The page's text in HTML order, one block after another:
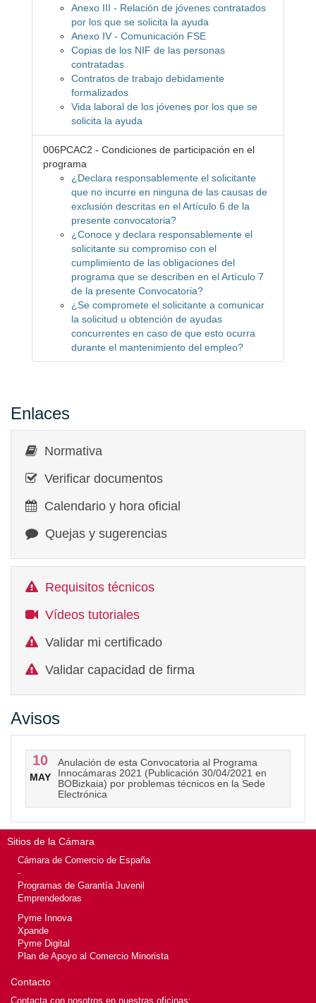
Anexo III - Relación de jóvenes contratados
por los que se solicita la ayuda
Anexo IV - Comunicación FSE
Copias de los NIF de las personas
contratadas
Contratos de trabajo debidamente
formalizados
Vida laboral de los jóvenes por los que se
solicita la ayuda
006PCAC2 - Condiciones de participación en el
programa
¿Declara responsablemente el solicitante
que no incurre en ninguna de las causas de
exclusión descritas en el Artículo 6 de la
presente convocatoria?
¿Conoce y declara responsablemente el
solicitante su compromiso con el
cumplimiento de las obligaciones del
programa que se describen en el Artículo 7
de la presente Convocatoria?
¿Se compromete el solicitante a comunicar
la solicitud u obtención de ayudas
concurrentes en caso de que esto ocurra
durante el mantenimiento del empleo?
Enlaces
Normativa
Verificar documentos
Calendario y hora oficial
Quejas y sugerencias
Requisitos técnicos
Vídeos tutoriales
Validar mi certificado
Validar capacidad de firma
Avisos
10
MAY
Anulación de esta Convocatoria al Programa
Innocámaras 2021 (Publicación 30/04/2021 en
BOBizkaia) por problemas técnicos en la Sede
Electrónica
Sitios de la Cámara
Cámara de Comercio de España
-
Programas de Garantía Juvenil
Emprendedoras
Pyme Innova
Xpande
Pyme Digital
Plan de Apoyo al Comercio Minorista
Contacto
Contacta con nosotros en nuestras oficinas: